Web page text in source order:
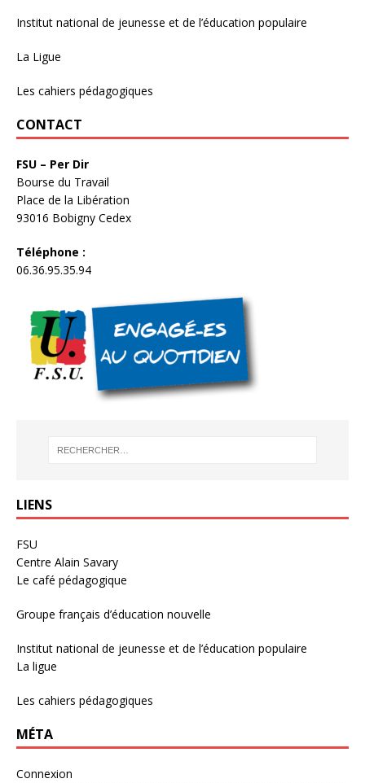
Institut national de jeunesse et de l’éducation populaire
La Ligue
Les cahiers pédagogiques
CONTACT
FSU – Per Dir
Bourse du Travail
Place de la Libération
93016 Bobigny Cedex
Téléphone :
06.36.95.35.94
LIENS
FSU
Centre Alain Savary
Le café pédagogique
Groupe français d’éducation nouvelle
Institut national de jeunesse et de l’éducation populaire
La ligue
Les cahiers pédagogiques
MÉTA
Connexion